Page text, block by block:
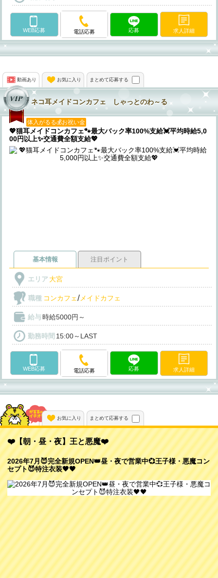
WEB応募 電話応募 応募 求人詳細
動画あり お気に入り まとめて応募する
ネコ耳メイドコンカフェ しゃっとのわ～る
体入がるる💰お祝い金
💖猫耳メイドコンカフェ🐾最大バック率100%支給💓平均時給5,0
00円以上✨交通費全額支給💖
基本情報 注目ポイント
エリア 大宮
職種 コンカフェ/ メイドカフェ
給与時給5000円～
勤務時間 15:00～LAST
WEB応募 電話応募 応募 求人詳細
動画あり お気に入り まとめて応募する
❤️【朝・昼・夜】王と悪魔❤️
2026年7月😈完全新規OPEN👑昼・夜で営業中💞王子様・悪魔コン
セプト😈特注衣装🖤🖤